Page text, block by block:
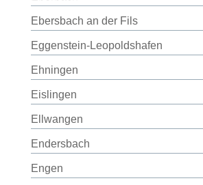
Ebersbach an der Fils
Eggenstein-Leopoldshafen
Ehningen
Eislingen
Ellwangen
Endersbach
Engen